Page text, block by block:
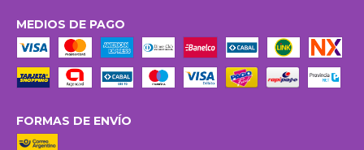
MEDIOS DE PAGO
FORMAS DE ENVÍO